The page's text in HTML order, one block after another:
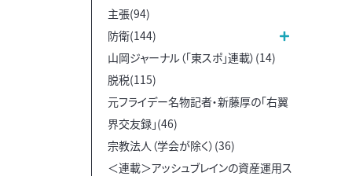
主張(94)
防衛(144)
山岡ジャーナル（「東スポ」連載）(14)
脱税(115)
元フライデー名物記者・新藤厚の「右翼
界交友録」(46)
宗教法人（学会が除く）(36)
＜連載＞アッシュブレインの資産運用ス